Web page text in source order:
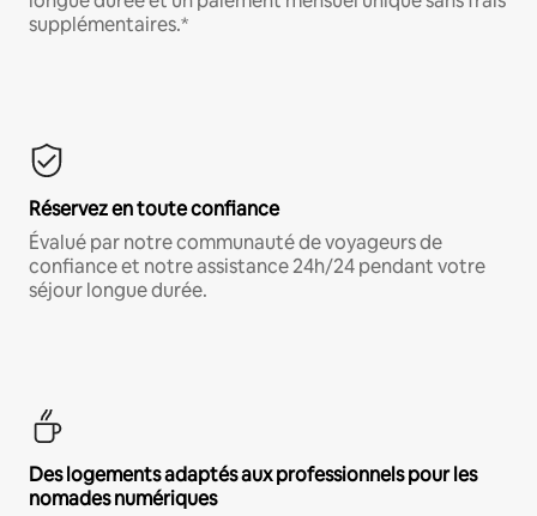
supplémentaires.*
Réservez en toute confiance
Évalué par notre communauté de voyageurs de
confiance et notre assistance 24h/24 pendant votre
séjour longue durée.
Des logements adaptés aux professionnels pour les
nomades numériques